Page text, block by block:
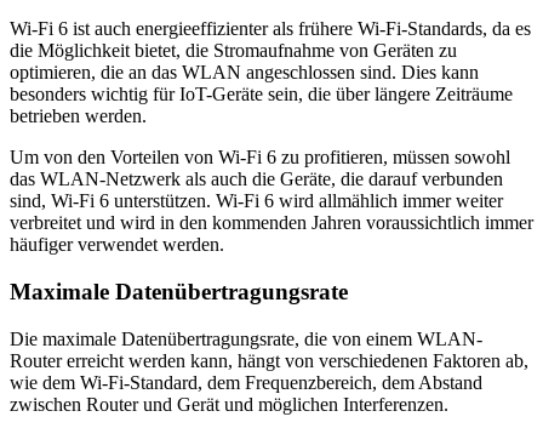
Wi-Fi 6 ist auch energieeffizienter als frühere Wi-Fi-Standards, da es
die Möglichkeit bietet, die Stromaufnahme von Geräten zu
optimieren, die an das WLAN angeschlossen sind. Dies kann
besonders wichtig für IoT-Geräte sein, die über längere Zeiträume
betrieben werden.
Um von den Vorteilen von Wi-Fi 6 zu profitieren, müssen sowohl
das WLAN-Netzwerk als auch die Geräte, die darauf verbunden
sind, Wi-Fi 6 unterstützen. Wi-Fi 6 wird allmählich immer weiter
verbreitet und wird in den kommenden Jahren voraussichtlich immer
häufiger verwendet werden.
Maximale Datenübertragungsrate
Die maximale Datenübertragungsrate, die von einem WLAN-
Router erreicht werden kann, hängt von verschiedenen Faktoren ab,
wie dem Wi-Fi-Standard, dem Frequenzbereich, dem Abstand
zwischen Router und Gerät und möglichen Interferenzen.